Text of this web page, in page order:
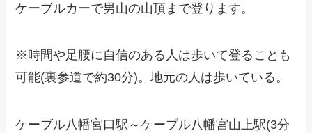
ケーブルカーで男山の山頂まで登ります。
※時間や足腰に自信のある人は歩いて登ることも
可能(裏参道で約30分)。地元の人は歩いている。
ケーブル八幡宮口駅～ケーブル八幡宮山上駅(3分